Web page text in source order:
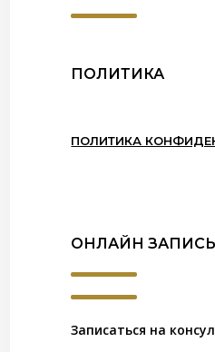
ПОЛИТИКА
ПОЛИТИКА
ОНЛАЙН ЗАПИСЬ
Записаться на